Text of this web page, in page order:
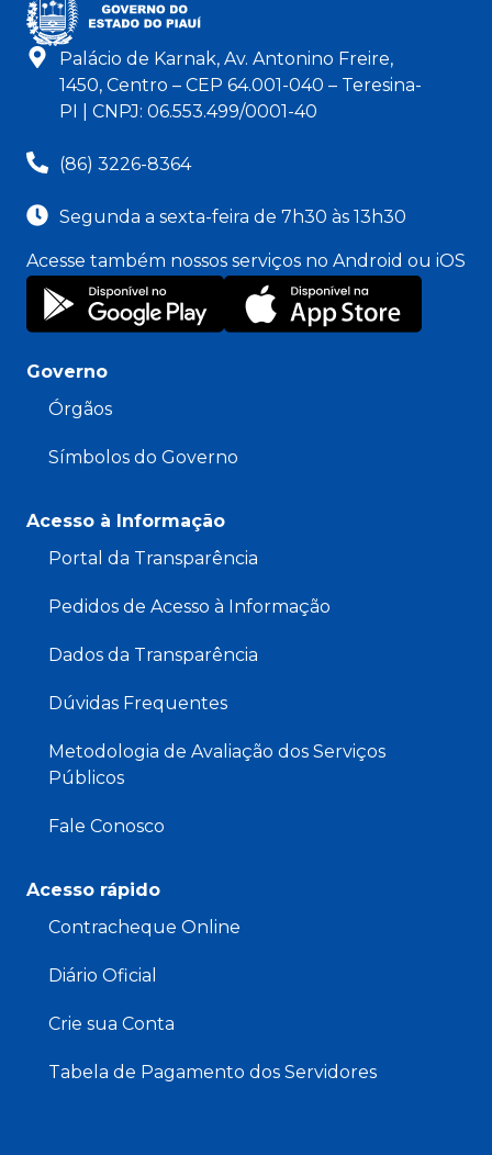
Palácio de Karnak, Av. Antonino Freire,
1450, Centro – CEP 64.001-040 – Teresina-
PI | CNPJ: 06.553.499/0001-40
(86) 3226-8364
Segunda a sexta-feira de 7h30 às 13h30
Acesse também nossos serviços no Android ou iOS
Governo
Órgãos
Símbolos do Governo
Acesso à Informação
Portal da Transparência
Pedidos de Acesso à Informação
Dados da Transparência
Dúvidas Frequentes
Metodologia de Avaliação dos Serviços
Públicos
Fale Conosco
Acesso rápido
Contracheque Online
Diário Oficial
Crie sua Conta
Tabela de Pagamento dos Servidores